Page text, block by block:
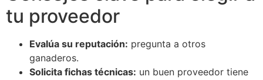
tu proveedor
Evalúa su reputación: pregunta a otros
ganaderos.
Solicita fichas técnicas: un buen proveedor tiene